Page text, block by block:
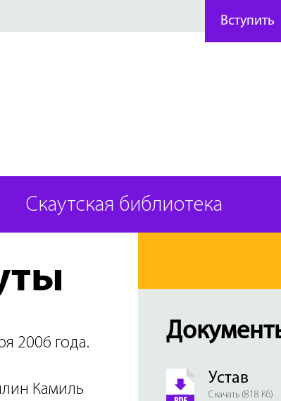
Скаутская библиотека
2006 года.
Камиль
Устав
Скачать (818 Кб)